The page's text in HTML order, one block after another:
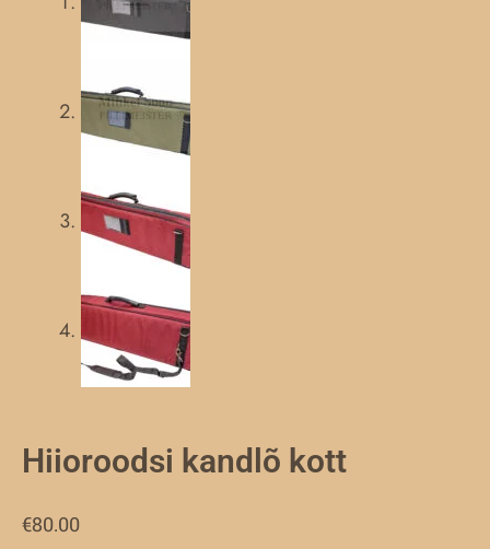
Hiioroodsi kandlõ kott
€80.00